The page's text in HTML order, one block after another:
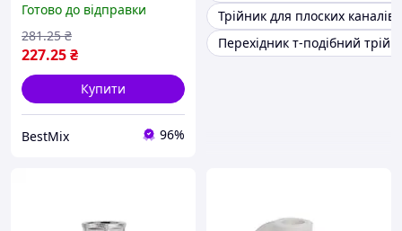
Готово до відправки
227.25₴
281.25 ₴
Купити
BestMix 96%
Трійник для плоских каналів
Перехідник т-подібний